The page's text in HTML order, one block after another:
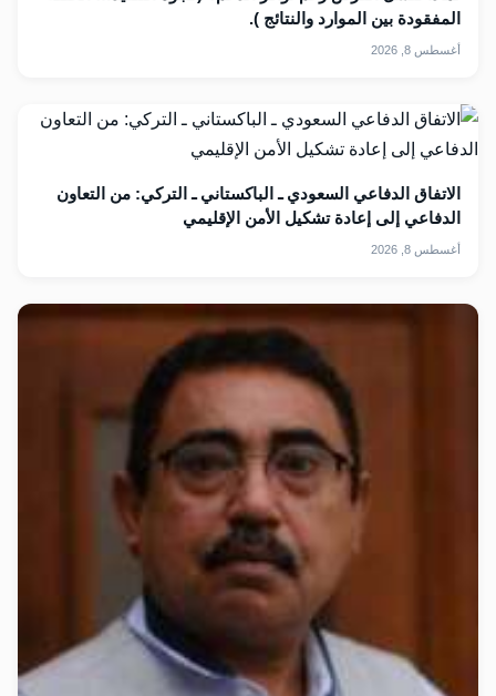
المفقودة بين الموارد والنتائج ).
أغسطس 8, 2026
الاتفاق الدفاعي السعودي ـ الباكستاني ـ التركي: من التعاون
الدفاعي إلى إعادة تشكيل الأمن الإقليمي
أغسطس 8, 2026